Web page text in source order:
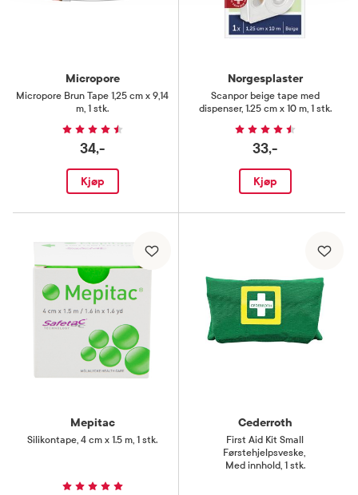
Micropore
Micropore Brun Tape 1,25 cm x 9,14
m, 1 stk.
34,-
Kjøp
Norgesplaster
Scanpor beige tape med
dispenser, 1.25 cm x 10 m, 1 stk.
33,-
Kjøp
Mepitac
Silikontape, 4 cm x 1.5 m, 1 stk.
Cederroth
First Aid Kit Small
Førstehjelpsveske,
Med innhold, 1 stk.